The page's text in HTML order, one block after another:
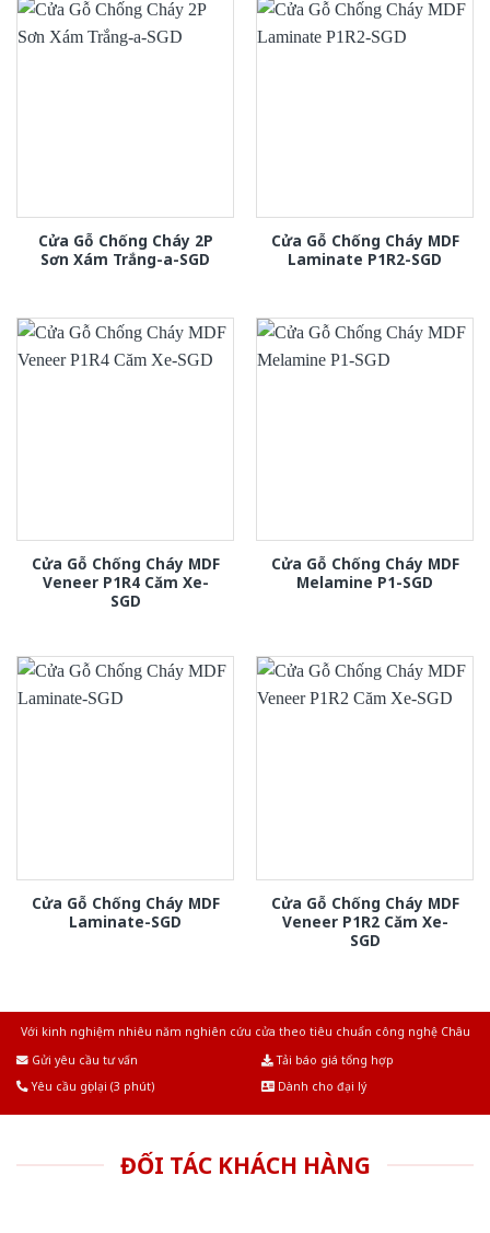
Cửa Gỗ Chống Cháy 2P
Sơn Xám Trắng-a-SGD
Cửa Gỗ Chống Cháy MDF
Laminate P1R2-SGD
Cửa Gỗ Chống Cháy MDF
Veneer P1R4 Căm Xe-
SGD
Cửa Gỗ Chống Cháy MDF
Melamine P1-SGD
Cửa Gỗ Chống Cháy MDF
Laminate-SGD
Cửa Gỗ Chống Cháy MDF
Veneer P1R2 Căm Xe-
SGD
Với kinh nghiệm nhiêu năm nghiên cứu cửa theo tiêu chuẩn công nghệ Châu
Gửi yêu cầu tư vấn
Tải báo giá tổng hợp
Yêu cầu gọi lại (3 phút)
Dành cho đại lý
ĐỐI TÁC KHÁCH HÀNG